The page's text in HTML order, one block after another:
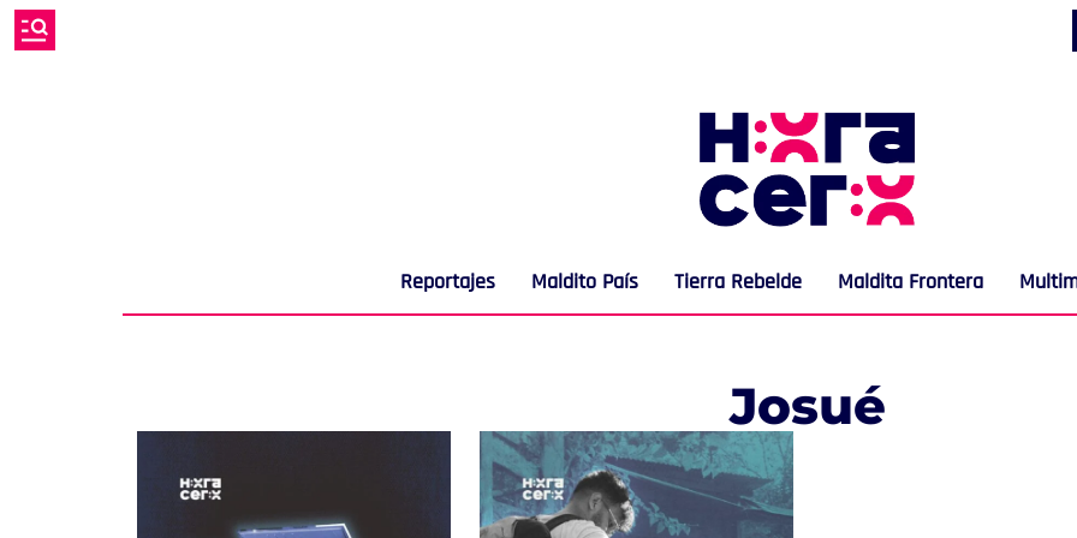
Reportajes Maldito País Tierra Rebelde Maldita Frontera
Josué